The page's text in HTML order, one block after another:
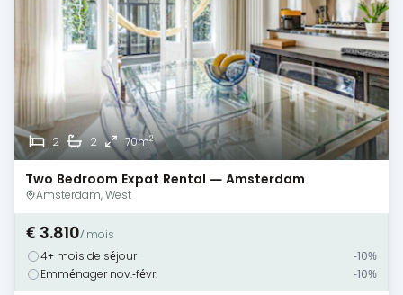
2 2 70m2
Two Bedroom Expat Rental — Amsterdam
Amsterdam, West
€ 3.810/ mois
4+ mois de séjour
-10%
Emménager nov.-févr.
-10%